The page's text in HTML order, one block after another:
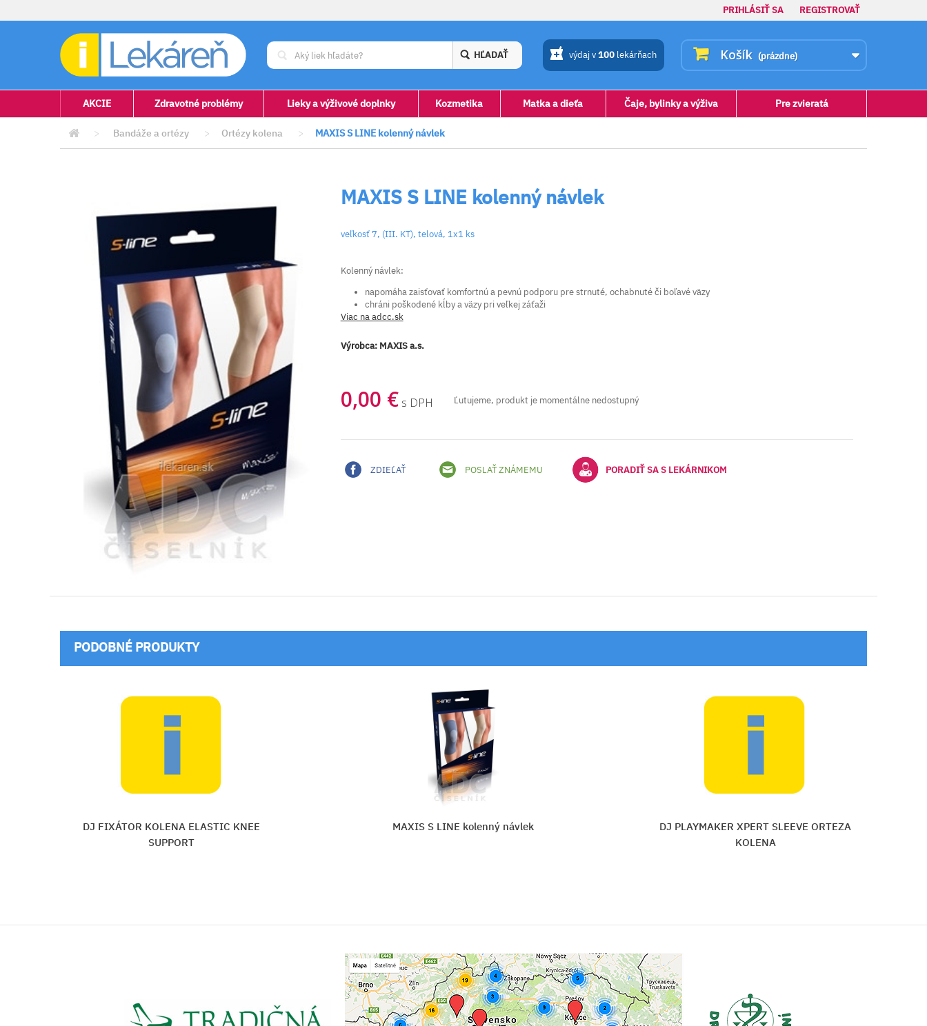
PRIHLÁSIŤ SA REGISTROVAŤ
Košík (prázdne)
HĽADAŤ výdaj v100 lekárňach
AKCIE Zdravotné problémy Lieky a výživové doplnky Kozmetika Matka a dieťa Čaje, bylinky a výživa Pre zvieratá
> Bandáže a ortézy > Ortézy kolena > MAXIS S LINE kolenný návlek
MAXIS S LINE kolenný návlek
veľkosť 7, (III. KT), telová, 1x1 ks
Kolenný návlek:
napomáha zaisťovať komfortnú a pevnú podporu pre strnuté, ochabnuté či boľavé väzy
chráni poškodené kĺby a väzy pri veľkej záťaži
Viac na adcc.sk
Výrobca: MAXIS a.s.
0,00 € s DPH Ľutujeme, produkt je momentálne nedostupný
ZDIEĽAŤ POSLAŤ ZNÁMEMU PORADIŤ SA S LEKÁRNIKOM
PODOBNÉ PRODUKTY
MAXIS S LINE kolenný návlek
DJ PLAYMAKER XPERT SLEEVE ORTEZA
DJ PLAYMAKER XPERT SLEEVE